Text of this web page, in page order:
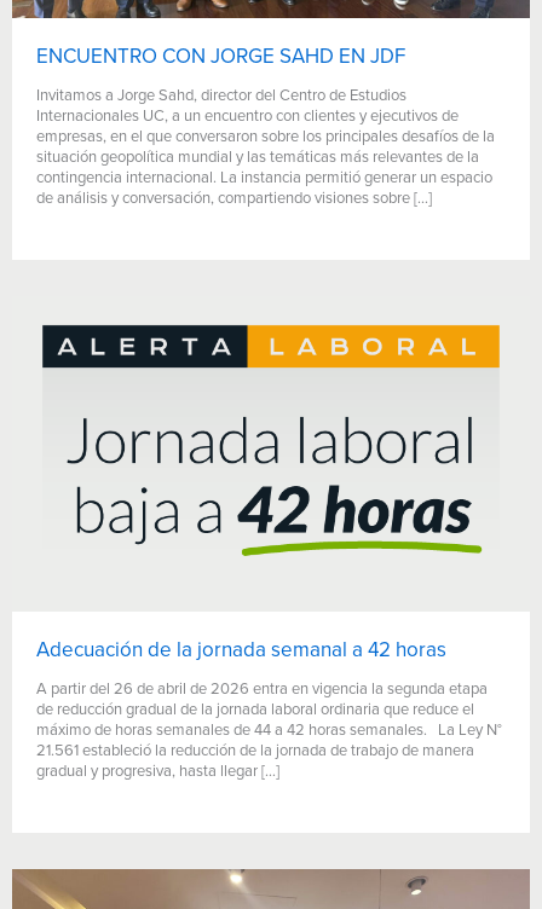
ENCUENTRO CON JORGE SAHD EN JDF
Invitamos a Jorge Sahd, director del Centro de Estudios
Internacionales UC, a un encuentro con clientes y ejecutivos de
empresas, en el que conversaron sobre los principales desafíos de la
situación geopolítica mundial y las temáticas más relevantes de la
contingencia internacional. La instancia permitió generar un espacio
de análisis y conversación, compartiendo visiones sobre […]
Adecuación de la jornada semanal a 42 horas
A partir del 26 de abril de 2026 entra en vigencia la segunda etapa
de reducción gradual de la jornada laboral ordinaria que reduce el
máximo de horas semanales de 44 a 42 horas semanales. La Ley N°
21.561 estableció la reducción de la jornada de trabajo de manera
gradual y progresiva, hasta llegar […]